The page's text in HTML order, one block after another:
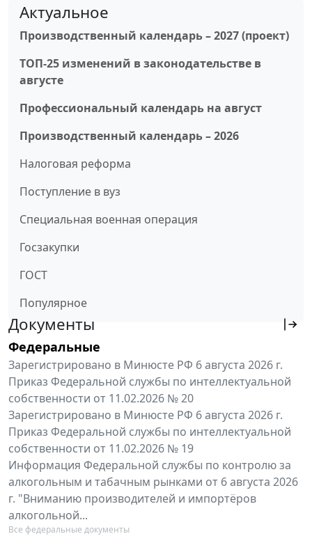
Актуальное
Производственный календарь – 2027 (проект)
ТОП-25 изменений в законодательстве в
августе
Профессиональный календарь на август
Производственный календарь – 2026
Налоговая реформа
Поступление в вуз
Специальная военная операция
Госзакупки
ГОСТ
Популярное
Документы
Федеральные
Зарегистрировано в Минюсте РФ 6 августа 2026 г.
Приказ Федеральной службы по интеллектуальной
собственности от 11.02.2026 № 20
Зарегистрировано в Минюсте РФ 6 августа 2026 г.
Приказ Федеральной службы по интеллектуальной
собственности от 11.02.2026 № 19
Информация Федеральной службы по контролю за
алкогольным и табачным рынками от 6 августа 2026
г. "Вниманию производителей и импортёров
алкогольной...
Все федеральные документы